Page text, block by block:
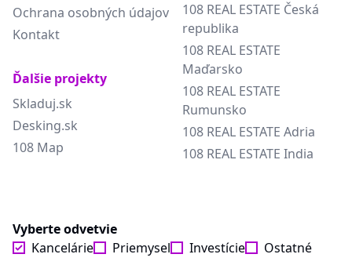
Ochrana osobných údajov
Kontakt
Ďalšie projekty
Skladuj.sk
Desking.sk
108 Map
108 REAL ESTATE Česká
republika
108 REAL ESTATE
Maďarsko
108 REAL ESTATE
Rumunsko
108 REAL ESTATE Adria
108 REAL ESTATE India
Vyberte odvetvie
Kancelárie
Priemysel Investície Ostatné